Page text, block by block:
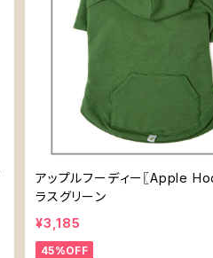
アップルフーディー〖Apple
ラスグリーン
¥3,185
45%OFF